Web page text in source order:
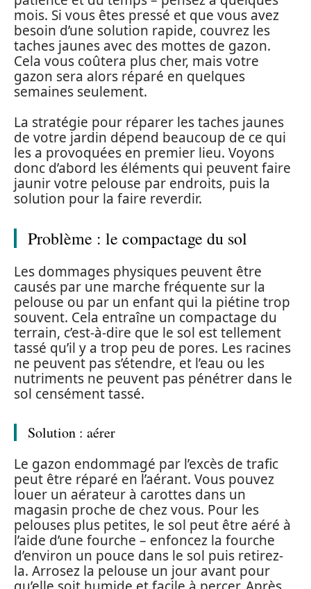
mois. Si vous êtes pressé et que vous avez
besoin d’une solution rapide, couvrez les
taches jaunes avec des mottes de gazon.
Cela vous coûtera plus cher, mais votre
gazon sera alors réparé en quelques
semaines seulement.
La stratégie pour réparer les taches jaunes
de votre jardin dépend beaucoup de ce qui
les a provoquées en premier lieu. Voyons
donc d’abord les éléments qui peuvent faire
jaunir votre pelouse par endroits, puis la
solution pour la faire reverdir.
Problème : le compactage du sol
Les dommages physiques peuvent être
causés par une marche fréquente sur la
pelouse ou par un enfant qui la piétine trop
souvent. Cela entraîne un compactage du
terrain, c’est-à-dire que le sol est tellement
tassé qu’il y a trop peu de pores. Les racines
ne peuvent pas s’étendre, et l’eau ou les
nutriments ne peuvent pas pénétrer dans le
sol censément tassé.
Solution : aérer
Le gazon endommagé par l’excès de trafic
peut être réparé en l’aérant. Vous pouvez
louer un aérateur à carottes dans un
magasin proche de chez vous. Pour les
pelouses plus petites, le sol peut être aéré à
l’aide d’une fourche – enfoncez la fourche
d’environ un pouce dans le sol puis retirez-
la. Arrosez la pelouse un jour avant pour